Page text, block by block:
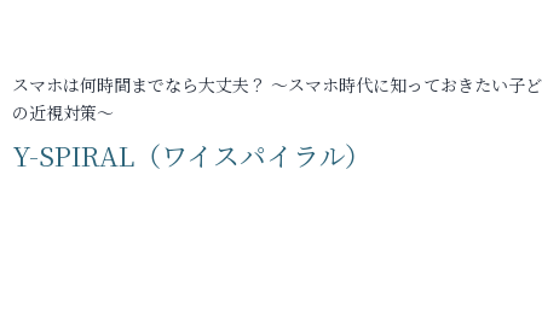
スマホは何時間までなら大丈夫？ ～スマホ時代に知っておきたい子
の近視対策～
Y-SPIRAL（ワイスパイラル）